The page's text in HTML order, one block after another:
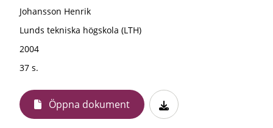
Johansson Henrik
Lunds tekniska högskola (LTH)
2004
37 s.
Öppna dokument